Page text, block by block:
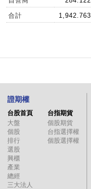
合計 1,942.763
證期權
台股首頁
大盤
個股
排行
選股
興櫃
產業
總經
三大法人
台指期貨
個股期貨
台指選擇權
個股選擇權